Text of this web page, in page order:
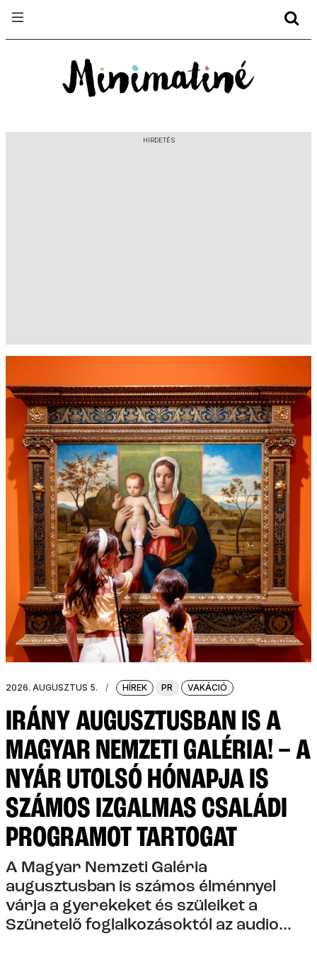
HIRDETÉS
2026. AUGUSZTUS 5. / HÍREK PR VAKÁCIÓ
IRÁNY AUGUSZTUSBAN IS A
MAGYAR NEMZETI GALÉRIA! – A
NYÁR UTOLSÓ HÓNAPJA IS
SZÁMOS IZGALMAS CSALÁDI
PROGRAMOT TARTOGAT
A Magyar Nemzeti Galéria
augusztusban is számos élménnyel
várja a gyerekeket és szüleiket a
Szünetelő foglalkozásoktól az audio